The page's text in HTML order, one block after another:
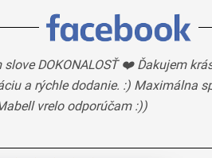
slove DOKONALOSŤ ❤️ Ďakujem
a rýchle dodanie. :) Maximálna
vrelo odporúčam :))